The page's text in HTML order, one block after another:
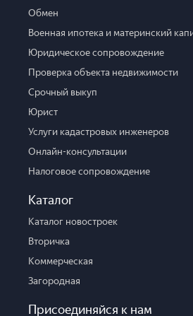
Обмен
Военная ипотека и материнский
Юридическое сопровождение
Проверка объекта недвижимости
Срочный выкуп
Юрист
Услуги кадастровых инженеров
Онлайн-консультации
Налоговое сопровождение
Каталог
Каталог новостроек
Вторичка
Коммерческая
Загородная
Присоединяйся к нам